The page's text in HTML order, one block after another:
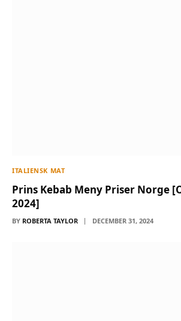
ITALIENSK MAT
Prins Kebab Meny Priser Norge
2024]
BY ROBERTA TAYLOR DECEMBER 31, 2024